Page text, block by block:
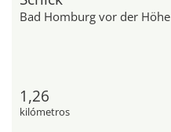
Bad Homburg vor der Höhe
1,26
kilómetros